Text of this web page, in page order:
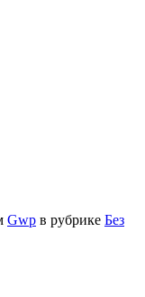
Gwp в рубрике Без